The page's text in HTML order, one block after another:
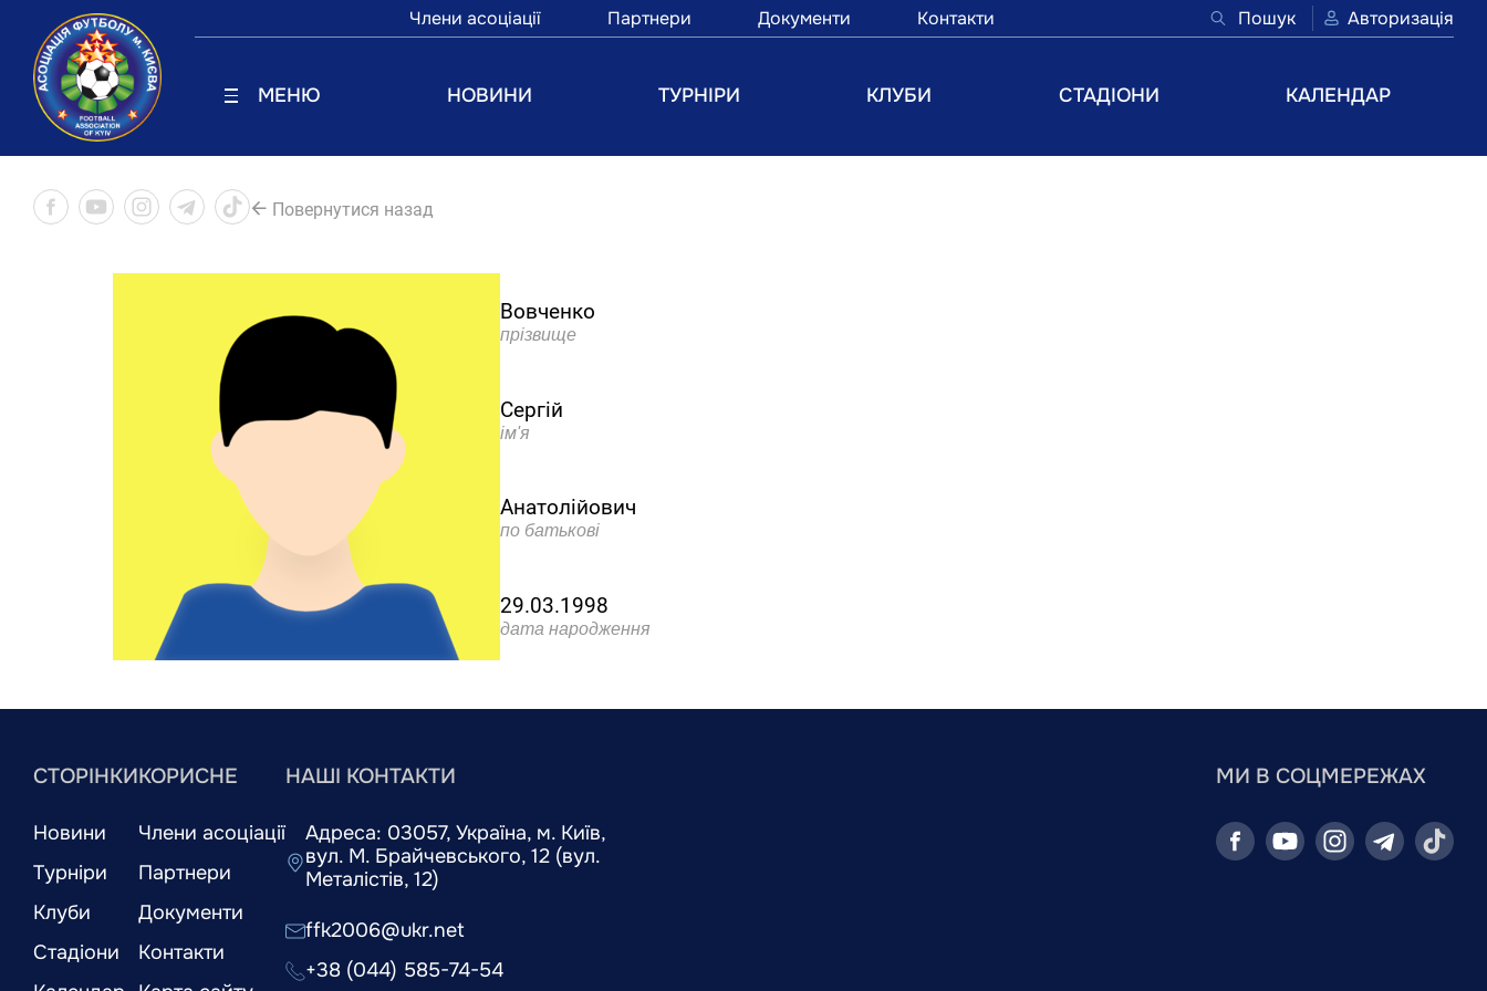
Члени асоціації Партнери Документи Контакти Пошук Авторизація
МЕНЮ НОВИНИ ТУРНІРИ КЛУБИ СТАДІОНИ КАЛЕНДАР
Повернутися назад
Вовченко
прізвище
Сергій
ім'я
Анатолійович
по батькові
29.03.1998
дата народження
СТОРІНКИ
Новини
Турніри
Клуби
Стадіони
КОРИСНЕ
Члени асоціації
Партнери
Документи
Контакти
НАШІ КОНТАКТИ
Адреса: 03057, Україна, м. Київ,
вул. М. Брайчевського, 12 (вул.
Металістів, 12)
ffk2006@ukr.net
+38 (044) 585-74-54
МИ В СОЦМЕРЕЖАХ